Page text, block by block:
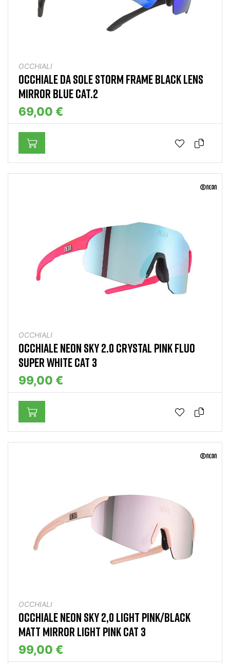
OCCHIALI
OCCHIALE DA SOLE STORM FRAME BLACK LENS
MIRROR BLUE CAT.2
69,00 €
OCCHIALI
OCCHIALE NEON SKY 2.0 CRYSTAL PINK FLUO
SUPER WHITE CAT 3
99,00 €
OCCHIALI
OCCHIALE NEON SKY 2,0 LIGHT PINK/BLACK
MATT MIRROR LIGHT PINK CAT 3
99,00 €